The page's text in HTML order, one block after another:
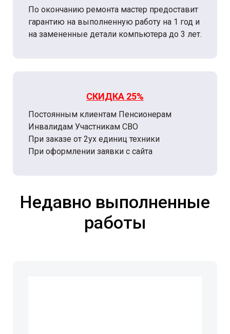
По окончанию ремонта мастер предоставит
гарантию на выполненную работу на 1 год и
на замененные детали компьютера до 3 лет.
СКИДКА 25%
Постоянным клиентам Пенсионерам
Инвалидам Участникам СВО
При заказе от 2ух единиц техники
При оформлении заявки с сайта
Недавно выполненные
работы